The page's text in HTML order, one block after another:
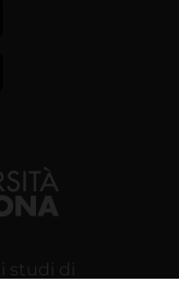
studi di